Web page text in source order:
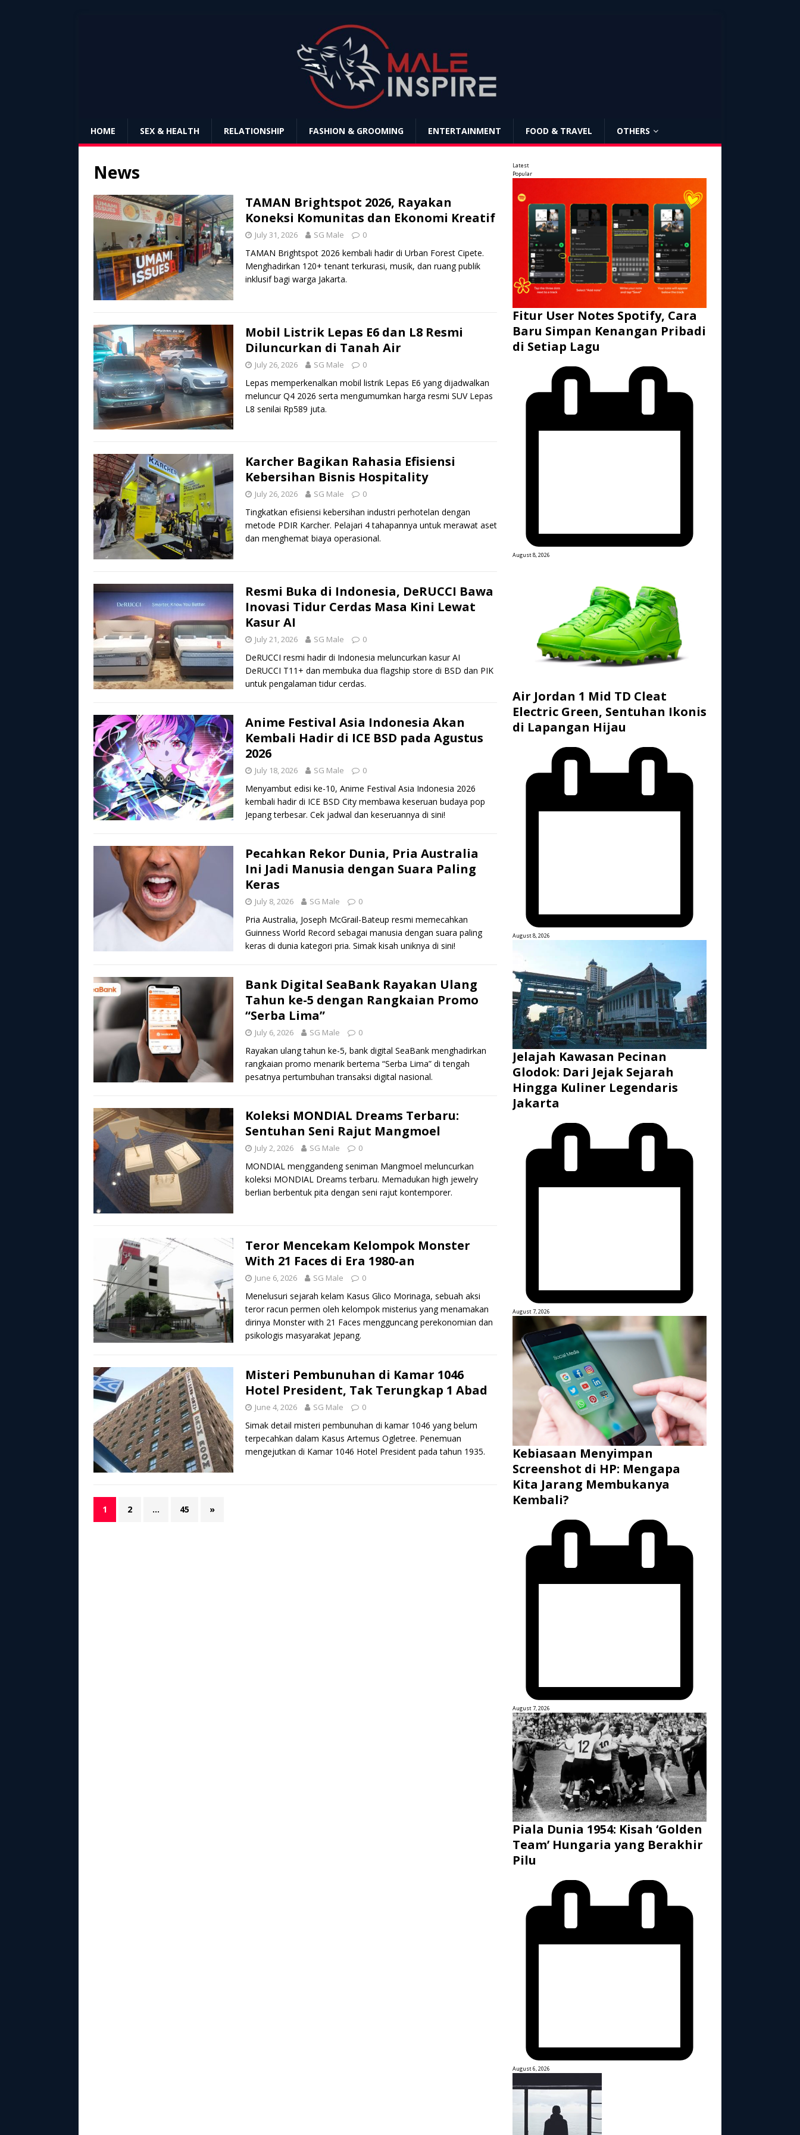
HOME SEX & HEALTH RELATIONSHIP FASHION & GROOMING ENTERTAINMENT FOOD & TRAVEL OTHERS
News
TAMAN Brightspot 2026, Rayakan
Koneksi Komunitas dan Ekonomi Kreatif
July 31, 2026 SG Male 0
TAMAN Brightspot 2026 kembali hadir di Urban Forest Cipete.
Menghadirkan 120+ tenant terkurasi, musik, dan ruang publik
inklusif bagi warga Jakarta.
Mobil Listrik Lepas E6 dan L8 Resmi
Diluncurkan di Tanah Air
July 26, 2026 SG Male 0
Lepas memperkenalkan mobil listrik Lepas E6 yang dijadwalkan
meluncur Q4 2026 serta mengumumkan harga resmi SUV Lepas
L8 senilai Rp589 juta.
Karcher Bagikan Rahasia Efisiensi
Kebersihan Bisnis Hospitality
July 26, 2026 SG Male 0
Tingkatkan efisiensi kebersihan industri perhotelan dengan
metode PDIR Karcher. Pelajari 4 tahapannya untuk merawat aset
dan menghemat biaya operasional.
Resmi Buka di Indonesia, DeRUCCI Bawa
Inovasi Tidur Cerdas Masa Kini Lewat
Kasur AI
July 21, 2026 SG Male 0
DeRUCCI resmi hadir di Indonesia meluncurkan kasur AI
DeRUCCI T11+ dan membuka dua flagship store di BSD dan PIK
untuk pengalaman tidur cerdas.
Anime Festival Asia Indonesia Akan
Kembali Hadir di ICE BSD pada Agustus
2026
July 18, 2026 SG Male 0
Menyambut edisi ke-10, Anime Festival Asia Indonesia 2026
kembali hadir di ICE BSD City membawa keseruan budaya pop
Jepang terbesar. Cek jadwal dan keseruannya di sini!
Pecahkan Rekor Dunia, Pria Australia
Ini Jadi Manusia dengan Suara Paling
Keras
July 8, 2026 SG Male 0
Pria Australia, Joseph McGrail-Bateup resmi memecahkan
Guinness World Record sebagai manusia dengan suara paling
keras di dunia kategori pria. Simak kisah uniknya di sini!
Bank Digital SeaBank Rayakan Ulang
Tahun ke-5 dengan Rangkaian Promo
“Serba Lima”
July 6, 2026 SG Male 0
Rayakan ulang tahun ke-5, bank digital SeaBank menghadirkan
rangkaian promo menarik bertema “Serba Lima” di tengah
pesatnya pertumbuhan transaksi digital nasional.
Koleksi MONDIAL Dreams Terbaru:
Sentuhan Seni Rajut Mangmoel
July 2, 2026 SG Male 0
MONDIAL menggandeng seniman Mangmoel meluncurkan
koleksi MONDIAL Dreams terbaru. Memadukan high jewelry
berlian berbentuk pita dengan seni rajut kontemporer.
Teror Mencekam Kelompok Monster
With 21 Faces di Era 1980-an
June 6, 2026 SG Male 0
Menelusuri sejarah kelam Kasus Glico Morinaga, sebuah aksi
teror racun permen oleh kelompok misterius yang menamakan
dirinya Monster with 21 Faces mengguncang perekonomian dan
psikologis masyarakat Jepang.
Misteri Pembunuhan di Kamar 1046
Hotel President, Tak Terungkap 1 Abad
June 4, 2026 SG Male 0
Simak detail misteri pembunuhan di kamar 1046 yang belum
terpecahkan dalam Kasus Artemus Ogletree. Penemuan
mengejutkan di Kamar 1046 Hotel President pada tahun 1935.
1 2 … 45 »
Latest
Popular
Fitur User Notes Spotify, Cara
Baru Simpan Kenangan Pribadi
di Setiap Lagu
August 8, 2026
Air Jordan 1 Mid TD Cleat
Electric Green, Sentuhan Ikonis
di Lapangan Hijau
August 8, 2026
Jelajah Kawasan Pecinan
Glodok: Dari Jejak Sejarah
Hingga Kuliner Legendaris
Jakarta
August 7, 2026
Kebiasaan Menyimpan
Screenshot di HP: Mengapa
Kita Jarang Membukanya
Kembali?
August 7, 2026
Piala Dunia 1954: Kisah ‘Golden
Team’ Hungaria yang Berakhir
Pilu
August 6, 2026